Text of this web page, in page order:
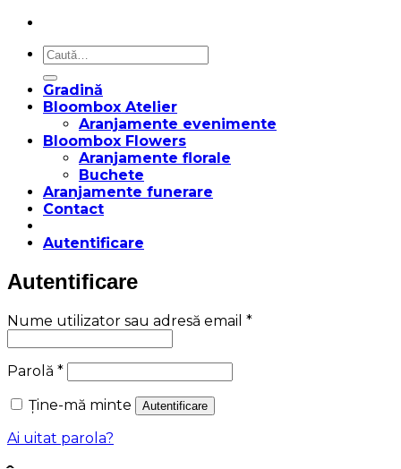
Caută
Gradină
Bloombox Atelier
Aranjamente evenimente
Bloombox Flowers
Aranjamente florale
Buchete
Aranjamente funerare
Contact
Autentificare
Autentificare
Nume utilizator sau adresă email *Obligatoriu
Parolă *Obligatoriu
Ține-mă minte Autentificare
Ai uitat parola?